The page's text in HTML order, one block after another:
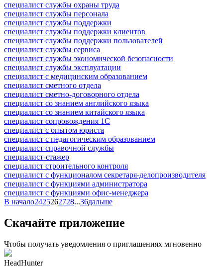
специалист службы охраны труда
специалист службы персонала
специалист службы поддержки
специалист службы поддержки клиентов
специалист службы поддержки пользователей
специалист службы сервиса
специалист службы экономической безопасности
специалист службы эксплуатации
специалист с медицинским образованием
специалист сметного отдела
специалист сметно-договорного отдела
специалист со знанием английского языка
специалист со знанием китайского языка
специалист сопровождения 1С
специалист с опытом юриста
специалист с педагогическим образованием
специалист справочной службы
специалист-стажер
специалист строительного контроля
специалист с функционалом секретаря-делопроизводителя
специалист с функциями администратора
специалист с функциями офис-менеджера
В начало2425262728...36дальше
Скачайте приложение
Чтобы получать уведомления о приглашениях мгновенно
HeadHunter